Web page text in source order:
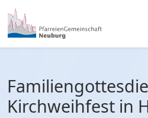
Kirchweihfest in